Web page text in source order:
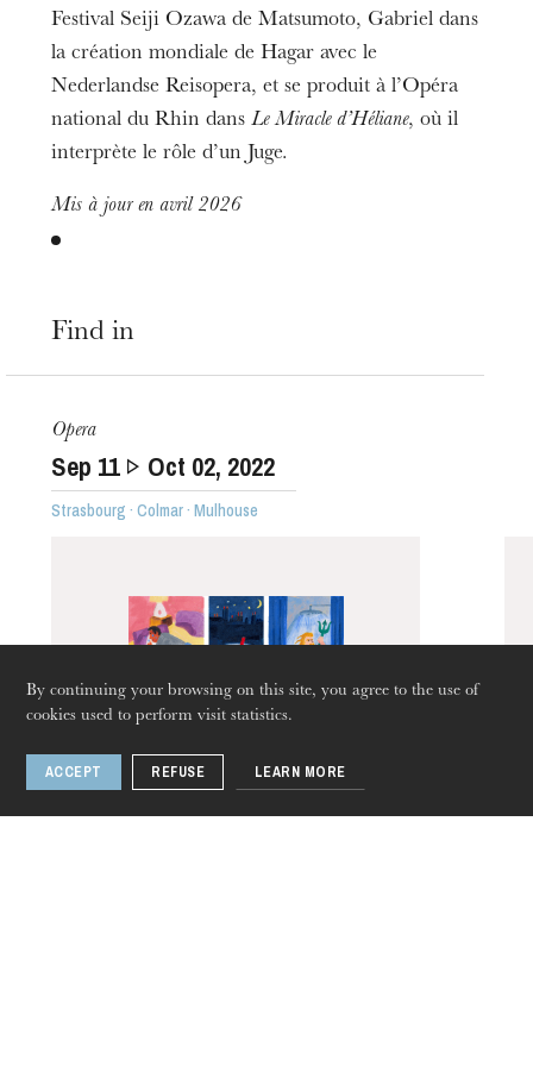
By continuing your browsing on this site, you agree to the use of
cookies used to perform visit statistics.
ACCEPT REFUSE LEARN MORE
The OnR with you
Festival Seiji Ozawa de Matsumoto, Gabriel dans
la création mondiale de Hagar avec le
Nederlandse Reisopera, et se produit à l’Opéra
national du Rhin dansLe Miracle d’Héliane, où il
interprète le rôle d’un Juge.
Mis à jour en avril 2026
Find in
Opera
Sep 11 Oct 02, 2022
Strasbourg · Colmar · Mulhouse